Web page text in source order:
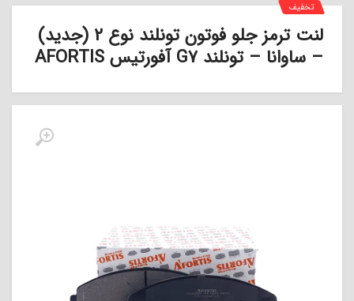
لنت ترمز جلو فوتون تونلند نوع 2 (جدید)
– ساوانا – تونلند G7 آفورتیس AFORTIS
تخفیف